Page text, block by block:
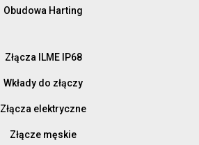
Obudowa Harting
Złącza ILME IP68
Wkłady do złączy
Złącza elektryczne
Złącze męskie